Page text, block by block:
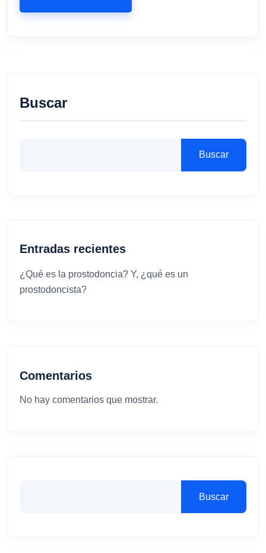
Buscar
Buscar
Entradas recientes
¿Qué es la prostodoncia? Y, ¿qué es un
prostodoncista?
Comentarios
No hay comentarios que mostrar.
Buscar